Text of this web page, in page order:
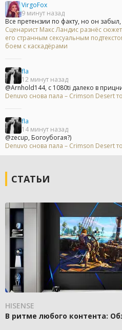
VirgoFox
9 минут назад
Все претензии по факту, но он
Сценарист Макс Ландис разнёс
его странным сексуальным
боем с каскадёрами
fla
12 минут назад
@Arnhold144, с 1080ti далеко в
Denuvo снова пала – Crimson Desert
fla
14 минут назад
@zecup, Богоубогая?)
Denuvo снова пала – Crimson Desert
СТАТЬИ
HISENSE
В ритме любого контента: